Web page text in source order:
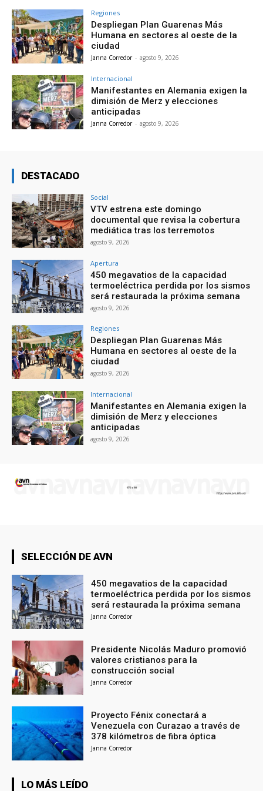
Regiones
Despliegan Plan Guarenas Más
Humana en sectores al oeste de la
ciudad
Janna Corredor - agosto 9, 2026
Internacional
Manifestantes en Alemania exigen la
dimisión de Merz y elecciones
anticipadas
Janna Corredor - agosto 9, 2026
DESTACADO
Social
VTV estrena este domingo
documental que revisa la cobertura
mediática tras los terremotos
agosto 9, 2026
Apertura
450 megavatios de la capacidad
termoeléctrica perdida por los sismos
será restaurada la próxima semana
agosto 9, 2026
Regiones
Despliegan Plan Guarenas Más
Humana en sectores al oeste de la
ciudad
agosto 9, 2026
Internacional
Manifestantes en Alemania exigen la
dimisión de Merz y elecciones
anticipadas
agosto 9, 2026
SELECCIÓN DE AVN
450 megavatios de la capacidad
termoeléctrica perdida por los sismos
será restaurada la próxima semana
Janna Corredor
Presidente Nicolás Maduro promovió
valores cristianos para la
construcción social
Janna Corredor
Proyecto Fénix conectará a
Venezuela con Curazao a través de
378 kilómetros de fibra óptica
Janna Corredor
LO MÁS LEÍDO